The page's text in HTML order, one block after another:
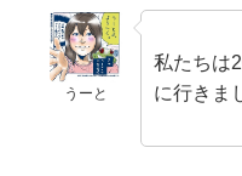
うーと
私たちは
に行きま